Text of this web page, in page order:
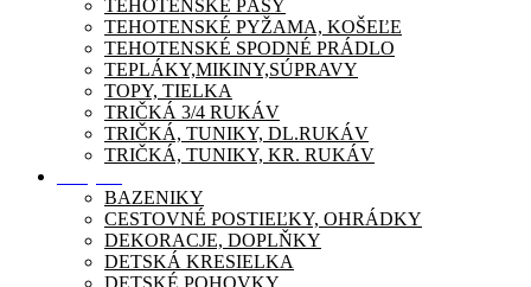
TEHOTENSKÉ PÁSY
TEHOTENSKÉ PYŽAMA, KOŠEĽE
TEHOTENSKÉ SPODNÉ PRÁDLO
TEPLÁKY,MIKINY,SÚPRAVY
TOPY, TIELKA
TRIČKÁ 3/4 RUKÁV
TRIČKÁ, TUNIKY, DL.RUKÁV
TRIČKÁ, TUNIKY, KR. RUKÁV
BAZENIKY
CESTOVNÉ POSTIEĽKY, OHRÁDKY
DEKORACJE, DOPLŇKY
DETSKÁ KRESIELKA
DETSKÉ POHOVKY